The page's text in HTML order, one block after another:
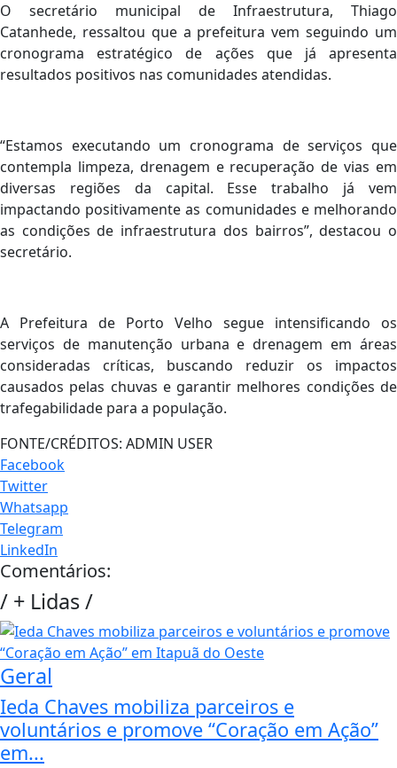
O secretário municipal de Infraestrutura, Thiago
Catanhede, ressaltou que a prefeitura vem seguindo um
cronograma estratégico de ações que já apresenta
resultados positivos nas comunidades atendidas.
“Estamos executando um cronograma de serviços que
contempla limpeza, drenagem e recuperação de vias em
diversas regiões da capital. Esse trabalho já vem
impactando positivamente as comunidades e melhorando
as condições de infraestrutura dos bairros”, destacou o
secretário.
A Prefeitura de Porto Velho segue intensificando os
serviços de manutenção urbana e drenagem em áreas
consideradas críticas, buscando reduzir os impactos
causados pelas chuvas e garantir melhores condições de
trafegabilidade para a população.
FONTE/CRÉDITOS: ADMIN USER
Facebook
Twitter
Whatsapp
Telegram
LinkedIn
Comentários:
/ + Lidas/
Geral
Ieda Chaves mobiliza parceiros e
voluntários e promove “Coração em Ação”
em...